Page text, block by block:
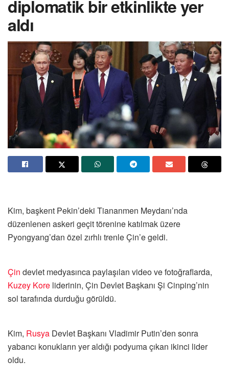
diplomatik bir etkinlikte yer
aldı
Kim, başkent Pekin’deki Tiananmen Meydanı’nda
düzenlenen askeri geçit törenine katılmak üzere
Pyongyang’dan özel zırhlı trenle Çin’e geldi.
Çin devlet medyasınca paylaşılan video ve fotoğraflarda,
Kuzey Kore liderinin, Çin Devlet Başkanı Şi Cinping’nin
sol tarafında durduğu görüldü.
Kim, Rusya Devlet Başkanı Vladimir Putin’den sonra
yabancı konukların yer aldığı podyuma çıkan ikinci lider
oldu.